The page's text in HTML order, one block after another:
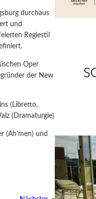
durchaus
und
Regiestil
Oper
der New
(Libretto,
(Dramaturgie)
(Ah’men) und